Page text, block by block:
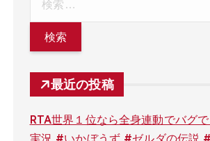
最近の投稿
RTA世界１位なら全身連動でバグ
実況 #いかぼうず #ゼルダの伝説